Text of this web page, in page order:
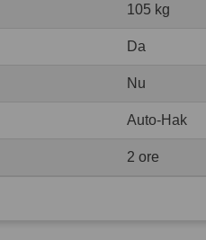
105 kg
Da
Nu
Auto-Hak
2 ore